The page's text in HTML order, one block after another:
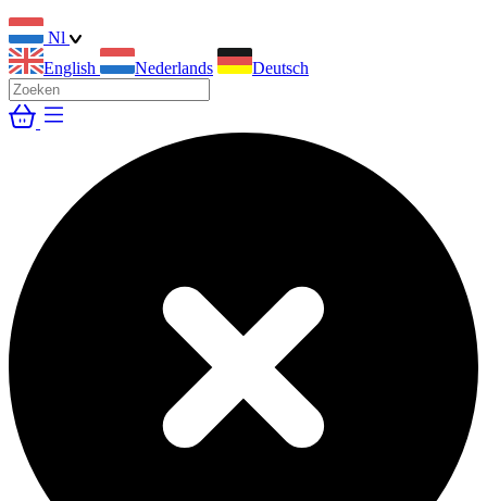
Nl
English
Nederlands Deutsch